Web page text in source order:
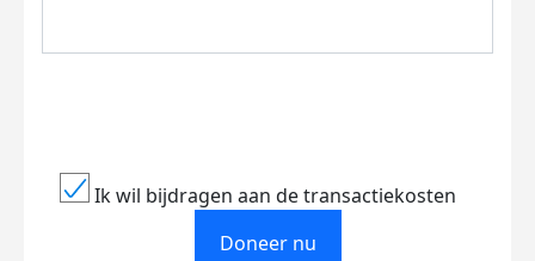
Ik wil bijdragen aan de transactiekosten
Doneer nu